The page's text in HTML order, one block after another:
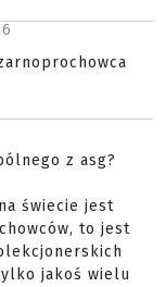
z asg?
świecie jest
to jest
jakoś wielu